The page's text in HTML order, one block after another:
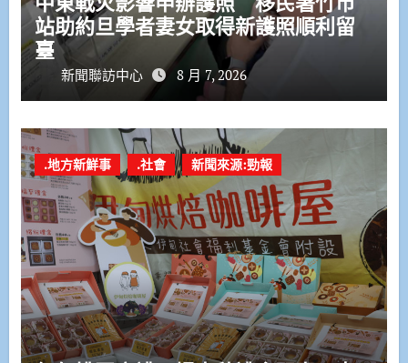
站助約旦學者妻女取得新護照順利留
臺
新聞聯訪中心 8 月 7, 2026
.地方新鮮事 .社會 新聞來源:勁報